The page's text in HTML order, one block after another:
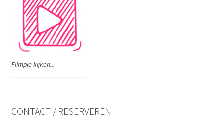
Filmpje kijken...
CONTACT / RESERVEREN